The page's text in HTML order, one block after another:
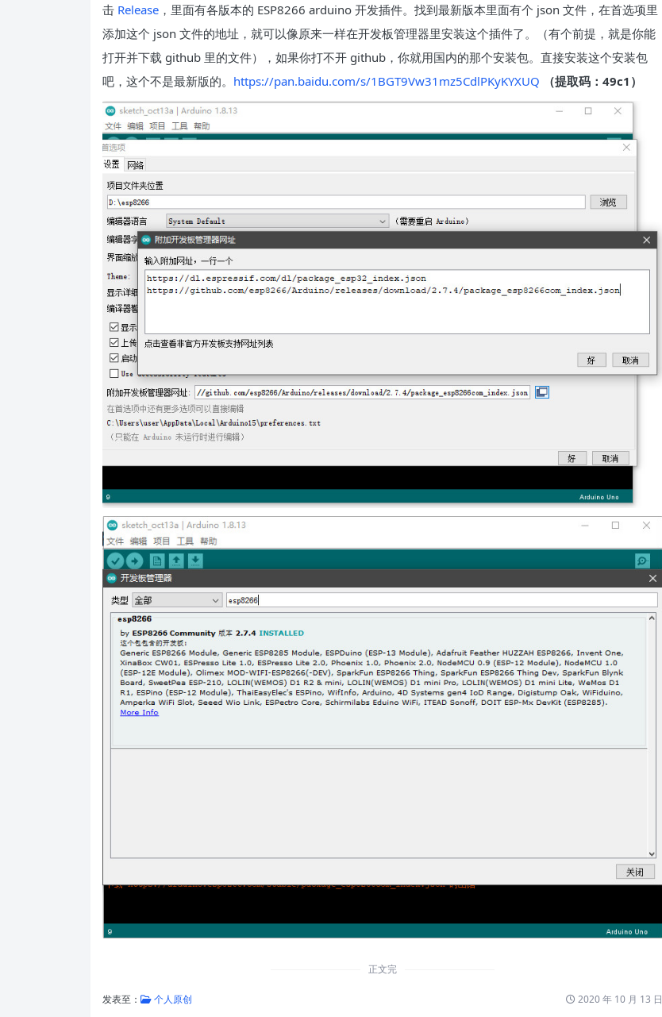
击 Release ，里面有各版本的 ESP8266 arduino 开发插件。找到最新版本里面有个 json 文件，在首选项里
添加这个 json 文件的地址，就可以像原来一样在开发板管理器里安装这个插件了。（有个前提，就是你能
打开并下载 github 里的文件），如果你打不开 github，你就用国内的那个安装包。直接安装这个安装包
吧，这个不是最新版的。 https://pan.baidu.com/s/1BGT9Vw31mz5CdlPKyKYXUQ （提取码：49c1）
正文完
发表至： 个人原创 2020 年 10 月 13 日